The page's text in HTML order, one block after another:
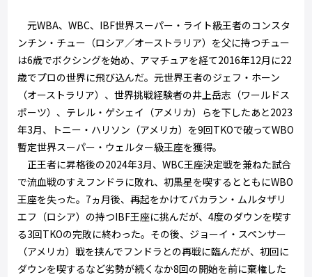
元WBA、WBC、IBF世界スーパー・ライト級王者のコンスタ
ンチン・チュー（ロシア／オーストラリア）を父に持つチュー
は6歳でボクシングを始め、アマチュアを経て2016年12月に22
歳でプロの世界に飛び込んだ。元世界王者のジェフ・ホーン
（オーストラリア）、世界挑戦経験者の井上岳志（ワールドス
ポーツ）、テレル・ゲシェイ（アメリカ）らを下したあと2023
年3月、トニー・ハリソン（アメリカ）を9回TKOで破ってWBO
暫定世界スーパー・ウェルター級王座を獲得。
正王者に昇格後の2024年3月、WBC王座決定戦を兼ねた試合
で流血戦のすえフンドラに敗れ、初黒星を喫するとともにWBO
王座を失った。7ヵ月後、再起をかけてバカラン・ムルタザリ
エフ（ロシア）の持つIBF王座に挑んだが、4度のダウンを喫す
る3回TKOの完敗に終わった。その後、ジョーイ・スペンサー
（アメリカ）戦を挟んでフンドラとの再戦に臨んだが、初回に
ダウンを喫するなど劣勢が続くなか8回の開始を前に棄権した